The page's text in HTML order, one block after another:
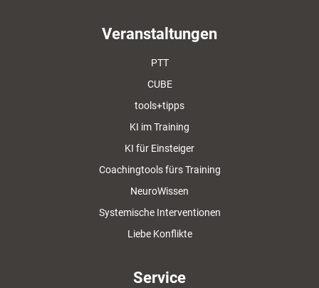
Veranstaltungen
PTT
CUBE
tools+tipps
KI im Training
KI für Einsteiger
Coachingtools fürs Training
NeuroWissen
Systemische Interventionen
Liebe Konflikte
Service